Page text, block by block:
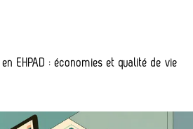
EHPAD : économies et qualité de vie